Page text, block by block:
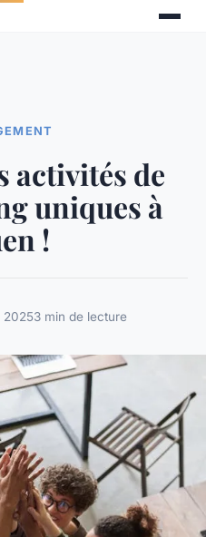
activités de
uniques à
!
20253 min de lecture